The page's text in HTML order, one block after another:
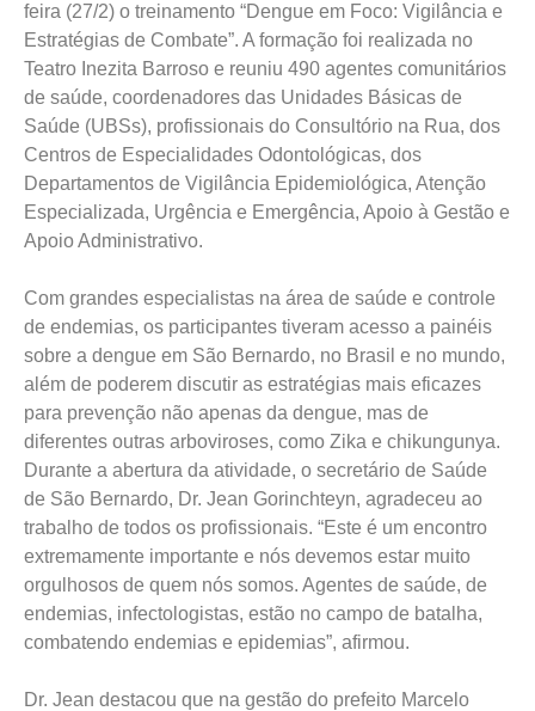
feira (27/2) o treinamento “Dengue em Foco: Vigilância e
Estratégias de Combate”. A formação foi realizada no
Teatro Inezita Barroso e reuniu 490 agentes comunitários
de saúde, coordenadores das Unidades Básicas de
Saúde (UBSs), profissionais do Consultório na Rua, dos
Centros de Especialidades Odontológicas, dos
Departamentos de Vigilância Epidemiológica, Atenção
Especializada, Urgência e Emergência, Apoio à Gestão e
Apoio Administrativo.
Com grandes especialistas na área de saúde e controle
de endemias, os participantes tiveram acesso a painéis
sobre a dengue em São Bernardo, no Brasil e no mundo,
além de poderem discutir as estratégias mais eficazes
para prevenção não apenas da dengue, mas de
diferentes outras arboviroses, como Zika e chikungunya.
Durante a abertura da atividade, o secretário de Saúde
de São Bernardo, Dr. Jean Gorinchteyn, agradeceu ao
trabalho de todos os profissionais. “Este é um encontro
extremamente importante e nós devemos estar muito
orgulhosos de quem nós somos. Agentes de saúde, de
endemias, infectologistas, estão no campo de batalha,
combatendo endemias e epidemias”, afirmou.
Dr. Jean destacou que na gestão do prefeito Marcelo